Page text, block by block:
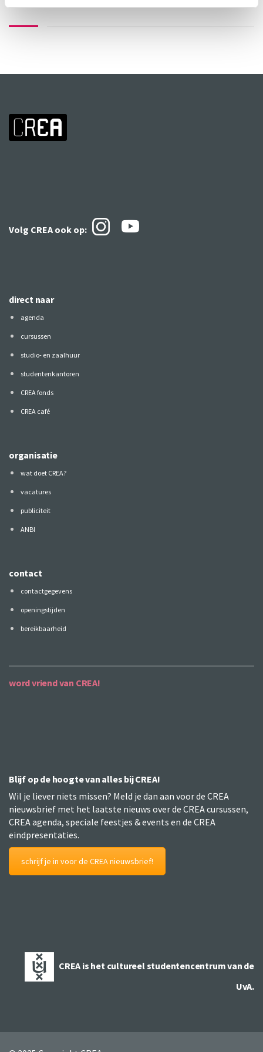
Volg CREA ook op:
direct naar
agenda
cursussen
studio- en zaalhuur
studentenkantoren
CREA fonds
CREA café
organisatie
wat doet CREA?
vacatures
publiciteit
ANBI
contact
contactgegevens
openingstijden
bereikbaarheid
word vriend van CREA!
Blijf op de hoogte van alles bij CREA!
Wil je liever niets missen? Meld je dan aan voor de CREA
nieuwsbrief met het laatste nieuws over de CREA cursussen,
CREA agenda, speciale feestjes & events en de CREA
eindpresentaties.
schrijf je in voor de CREA nieuwsbrief!
CREA is het cultureel studentencentrum van de
UvA.